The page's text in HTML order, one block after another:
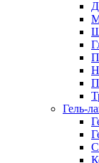
Гель-